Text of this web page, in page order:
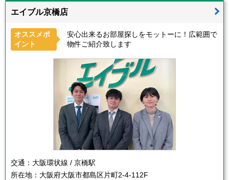
エイブル京橋店
オススメポ
イント
安心出来るお部屋探しをモットーに！広範囲で
物件ご紹介致します
交通： 大阪環状線 / 京橋駅
所在地： 大阪府大阪市都島区片町2-4-112F